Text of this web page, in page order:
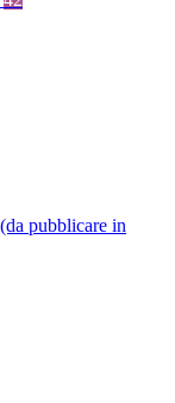
pubblicare in